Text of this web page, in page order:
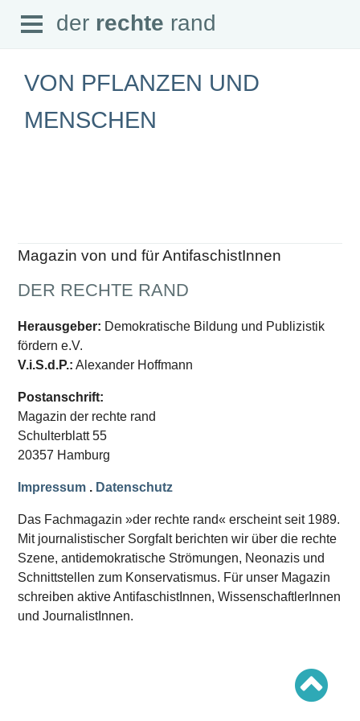
der rechte rand
Abonnement
Downloads
Datenschutz
SCHWERPUNKTE
Schwerpunkte Übersicht
Schwerpunkt AFD-Verbot
Schwerpunkt »Identitäre Bewegung«
Schwerpunkt »Reichsbürger«
Schwerpunkt NPD
Ausgaben Übersicht
Ausgabe 220
Ausgabe 219
Ausgabe 217
Ausgabe 216
Open
Menu
der rechte rand
VON PFLANZEN UND
MENSCHEN
Magazin von und für AntifaschistInnen
DER RECHTE RAND
Herausgeber: Demokratische Bildung und Publizistik
fördern e.V.
V.i.S.d.P.: Alexander Hoffmann
Postanschrift:
Magazin der rechte rand
Schulterblatt 55
20357 Hamburg
Impressum . Datenschutz
Das Fachmagazin »der rechte rand« erscheint seit 1989.
Mit journalistischer Sorgfalt berichten wir über die rechte
Szene, antidemokratische Strömungen, Neonazis und
Schnittstellen zum Konservatismus. Für unser Magazin
schreiben aktive AntifaschistInnen, WissenschaftlerInnen
und JournalistInnen.